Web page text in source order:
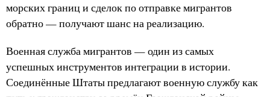
морских границ и сделок по отправке мигрантов
обратно — получают шанс на реализацию.
Военная служба мигрантов — один из самых
успешных инструментов интеграции в истории.
Соединённые Штаты предлагают военную службу как